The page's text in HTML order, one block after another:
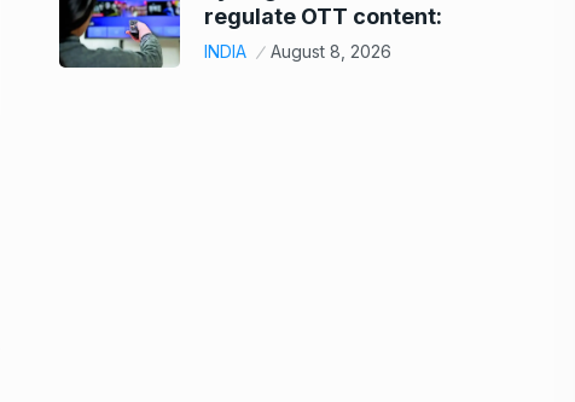
regulate OTT content:
INDIA August 8, 2026